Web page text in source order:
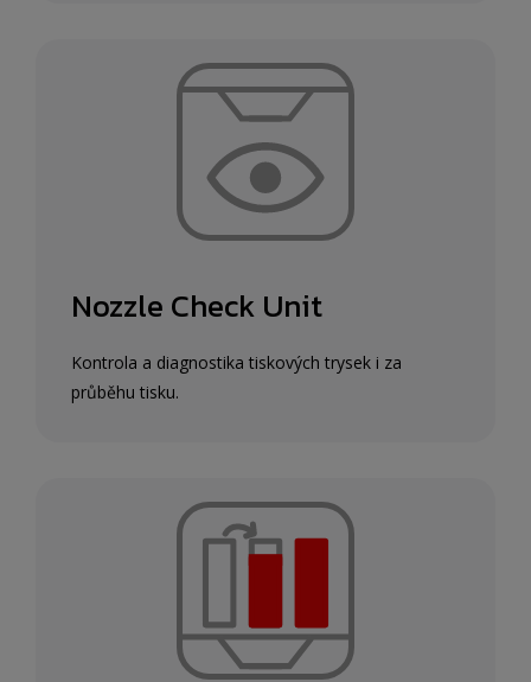
Nozzle Check Unit
Kontrola a diagnostika tiskových trysek i za
průběhu tisku.